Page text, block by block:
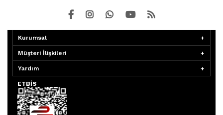
Kurumsal
Müşteri İlişkileri
Yardım
ETBİS